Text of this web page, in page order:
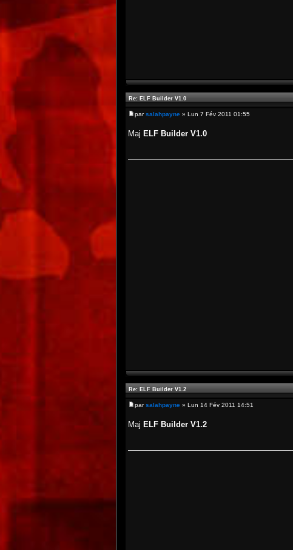
Re: ELF Builder V1.0
parsalahpayne » Lun 7 Fév 2011 01:55
Maj ELF Builder V1.0
Re: ELF Builder V1.2
parsalahpayne » Lun 14 Fév 2011 14:51
Maj ELF Builder V1.2